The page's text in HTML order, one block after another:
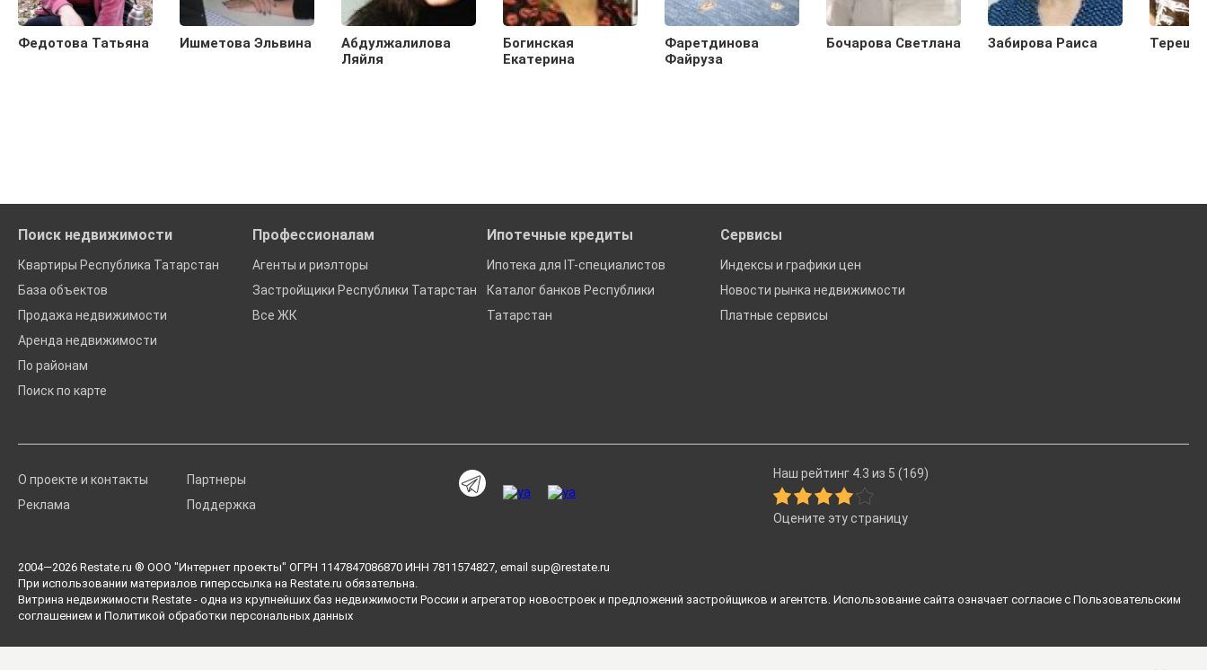
Федотова Татьяна Ишметова Эльвина
Абдулжалилова
Ляйля
Богинская
Екатерина
Фаретдинова
Файруза
Бочарова Светлана Забирова Раиса
Поиск недвижимости
Квартиры Республика Татарстан
База объектов
Продажа недвижимости
Аренда недвижимости
По районам
Поиск по карте
Профессионалам
Агенты и риэлторы
Застройщики Республики Татарстан
Все ЖК
Ипотечные кредиты
Ипотека для IT-специалистов
Каталог банков Республики
Татарстан
Сервисы
Индексы и графики цен
Новости рынка недвижимости
Платные сервисы
О проекте и контакты
Реклама
Партнеры
Поддержка
Наш рейтинг 4.3 из 5 (169)
Оцените эту страницу
2004—2026 Restate.ru ® ООО "Интернет проекты" ОГРН 1147847086870 ИНН 7811574827, email sup@restate.ru
При использовании материалов гиперссылка на Restate.ru обязательна.
Витрина недвижимости Restate - одна из крупнейших баз недвижимости России и агрегатор новостроек и предложений застройщиков и агентств. Использование сайта означает согласие с Пользовательским
соглашением и Политикой обработки персональных данных